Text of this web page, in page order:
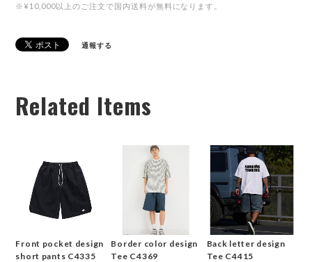
※¥10,000以上のご注文で国内送料が無料になります。
通報する
Related Items
Front pocket design
short pants C4335
Border color design
Tee C4369
Back letter design
Tee C4415